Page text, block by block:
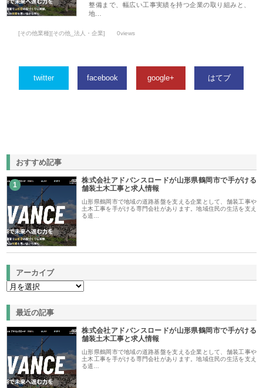
整備まで、幅広い工事実績を持つ企業の取り組みと、
地…
[その他業種][その他_法人・企業] 0views
twitter facebook google+ はてブ
おすすめ記事
1
株式会社アドバンスロードが山形県鶴岡市で手がける
舗装土木工事と求人情報
山形県鶴岡市で地域の道路基盤を支える企業として、舗装工事や
土木工事を手がける専門会社があります。地域住民の生活を支え
る道…
アーカイブ
最近の記事
株式会社アドバンスロードが山形県鶴岡市で手がける
舗装土木工事と求人情報
山形県鶴岡市で地域の道路基盤を支える企業として、舗装工事や
土木工事を手がける専門会社があります。地域住民の生活を支え
る道…